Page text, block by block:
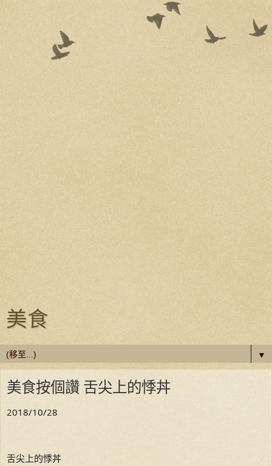
美食
▼
美食按個讚 舌尖上的悸丼
2018/10/28
舌尖上的悸丼